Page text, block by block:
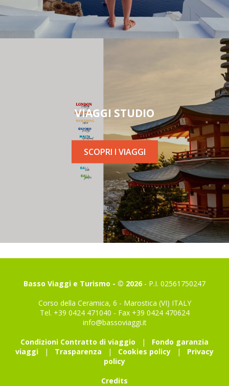
VIAGGI STUDIO
SCOPRI I VIAGGI
Basso Viaggi e Turismo - © 2026- P.I. 02561750247
Corso della Ceramica, 6 - Marostica (VI) ITALY
Tel. +39 0424 471040 - Fax +39 0424 470624
info@bassoviaggi.it
Condizioni Contratto di viaggio | Fondo garanzia
viaggi | Trasparenza | Cookies policy | Privacy
policy
Credits